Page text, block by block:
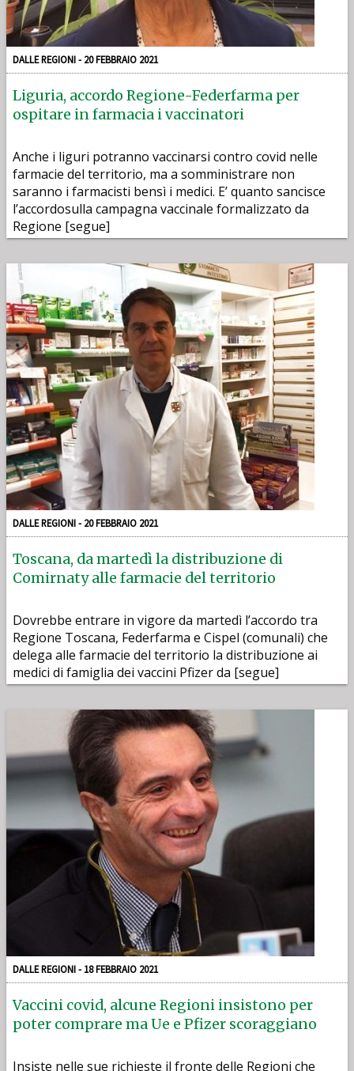
DALLE REGIONI - 20 FEBBRAIO 2021
Liguria, accordo Regione-Federfarma per
ospitare in farmacia i vaccinatori
Anche i liguri potranno vaccinarsi contro covid nelle
farmacie del territorio, ma a somministrare non
saranno i farmacisti bensì i medici. E’ quanto sancisce
l’accordosulla campagna vaccinale formalizzato da
Regione [segue]
DALLE REGIONI - 20 FEBBRAIO 2021
Toscana, da martedì la distribuzione di
Comirnaty alle farmacie del territorio
Dovrebbe entrare in vigore da martedì l’accordo tra
Regione Toscana, Federfarma e Cispel (comunali) che
delega alle farmacie del territorio la distribuzione ai
medici di famiglia dei vaccini Pfizer da [segue]
DALLE REGIONI - 18 FEBBRAIO 2021
Vaccini covid, alcune Regioni insistono per
poter comprare ma Ue e Pfizer scoraggiano
Insiste nelle sue richieste il fronte delle Regioni che